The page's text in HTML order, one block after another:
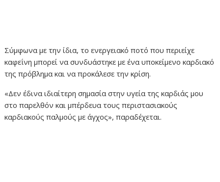
Σύμφωνα με την ίδια, το ενεργειακό ποτό που περιείχε
καφεΐνη μπορεί να συνδυάστηκε με ένα υποκείμενο καρδιακό
της πρόβλημα και να προκάλεσε την κρίση.
«Δεν έδινα ιδιαίτερη σημασία στην υγεία της καρδιάς μου
στο παρελθόν και μπέρδευα τους περιστασιακούς
καρδιακούς παλμούς με άγχος», παραδέχεται.